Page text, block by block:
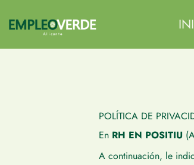
POLÍTICA DE
En RH EN POSITIU
A continuación, le